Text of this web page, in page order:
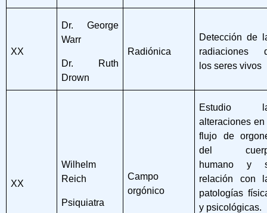
XX
Dr. George
Warr
Dr. Ruth
Drown
Radiónica
Detección de
radiaciones
los seres vivos
XX
Wilhelm
Reich
Psiquiatra
Campo
orgónico
Estudio
alteraciones en
flujo de
del
humano y
relación con
patologías
y psicológicas.